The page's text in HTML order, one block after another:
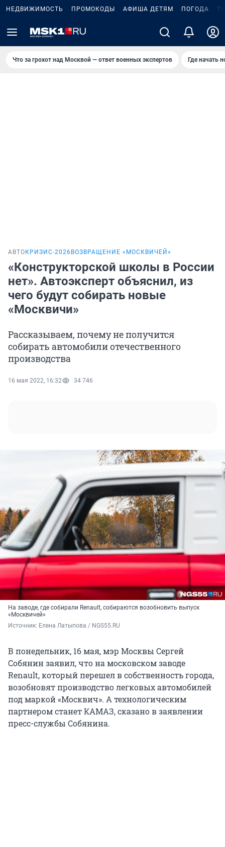
НЕДВИЖИМОСТЬ ПРОМОКОДЫ АФИША ДЕТЯМ ПОГОДА
Что за грохот над Москвой — ответ военных экспертов Где начать
АВТО КРИЗИС-2026 ВОЗВРАЩЕНИЕ «МОСКВИЧЕЙ»
«Конструкторской школы в России
нет». Автоэксперт объяснил, из
чего будут собирать новые
«Москвичи»
Рассказываем, почему не получится
собирать автомобили отечественного
производства
16 мая 2022, 16:32 34 746
На заводе, где собирали Renault, собираются возобновить выпуск
«Москвичей»
Источник: Елена Латыпова / NGS55.RU
В понедельник, 16 мая, мэр Москвы Сергей
Собянин заявил, что на московском заводе
Renault, который перешел в собственность города,
возобновят производство легковых автомобилей
под маркой «Москвич». А технологическим
партнером станет КАМАЗ, сказано в заявлении
пресс-службы Собянина.